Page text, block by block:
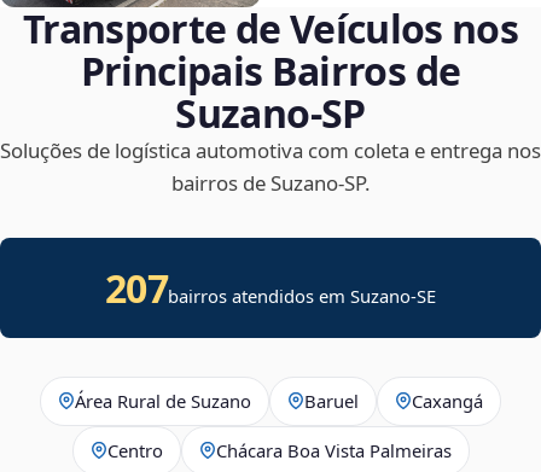
Transporte de Veículos nos
Principais Bairros de
Suzano‑SP
Soluções de logística automotiva com coleta e entrega nos
bairros de Suzano‑SP.
207bairros atendidos emSuzano-SE
Área Rural de Suzano Baruel Caxangá
Centro Chácara Boa Vista Palmeiras